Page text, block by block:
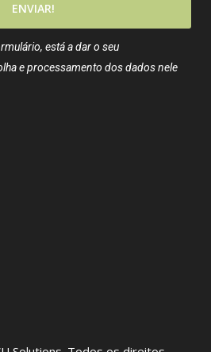
ENVIAR!
está a dar o seu
e processamento dos dados nele